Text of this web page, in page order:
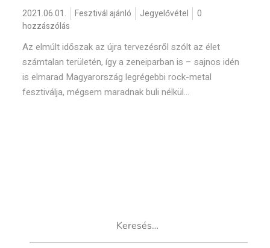
2021.06.01. Fesztivál ajánló Jegyelővétel
0
hozzászólás
Az elmúlt időszak az újra tervezésről szólt az élet
számtalan területén, így a zeneiparban is – sajnos idén
is elmarad Magyarország legrégebbi rock-metal
fesztiválja, mégsem maradnak buli nélkül...